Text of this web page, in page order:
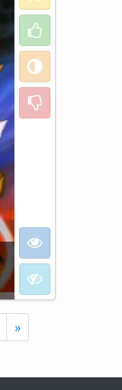
Like
Neutral
Dislike
I want to see
I don't want to
»